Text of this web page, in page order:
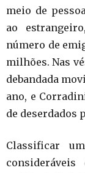
meio de
ao
número de
milhões. Nas
debandada
ano, e
de deserdados
Classificar